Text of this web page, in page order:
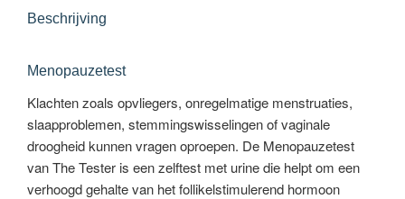
Beschrijving
Menopauzetest
Klachten zoals opvliegers, onregelmatige menstruaties,
slaapproblemen, stemmingswisselingen of vaginale
droogheid kunnen vragen oproepen. De Menopauzetest
van The Tester is een zelftest met urine die helpt om een
verhoogd gehalte van het follikelstimulerend hormoon